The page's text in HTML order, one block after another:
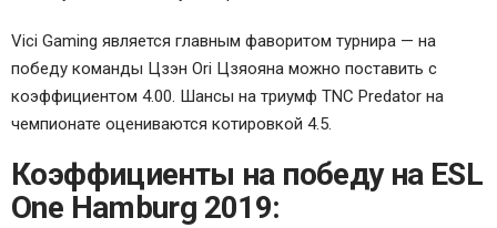
Vici Gaming является главным фаворитом турнира — на
победу команды Цзэн Ori Цзяояна можно поставить с
коэффициентом 4.00. Шансы на триумф TNC Predator на
чемпионате оцениваются котировкой 4.5.
Коэффициенты на победу на ESL
One Hamburg 2019: